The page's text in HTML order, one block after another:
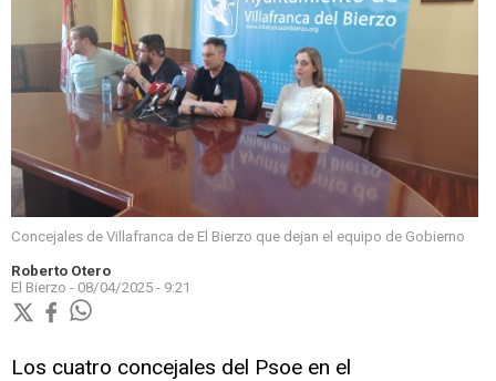
Concejales de Villafranca de El Bierzo que dejan el equipo de Gobierno
Roberto Otero
El Bierzo - 08/04/2025 - 9:21
Los cuatro concejales del Psoe en el